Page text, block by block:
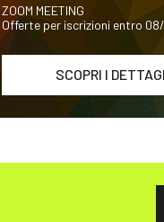
ZOOM MEETING
Offerte per iscrizioni entro
SCOPRI I